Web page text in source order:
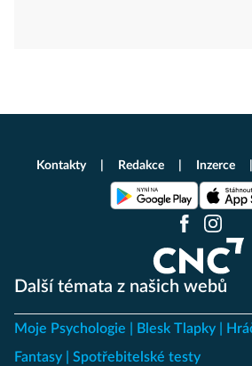
Další témata z našich webů
Moje Psychologie Blesk Tlapky
Fantasy
Spotřebitelské testy
Kontakty Redakce Inzerce